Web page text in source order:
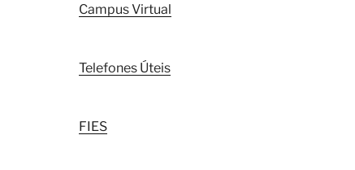
Campus Virtual
Telefones Úteis
FIES